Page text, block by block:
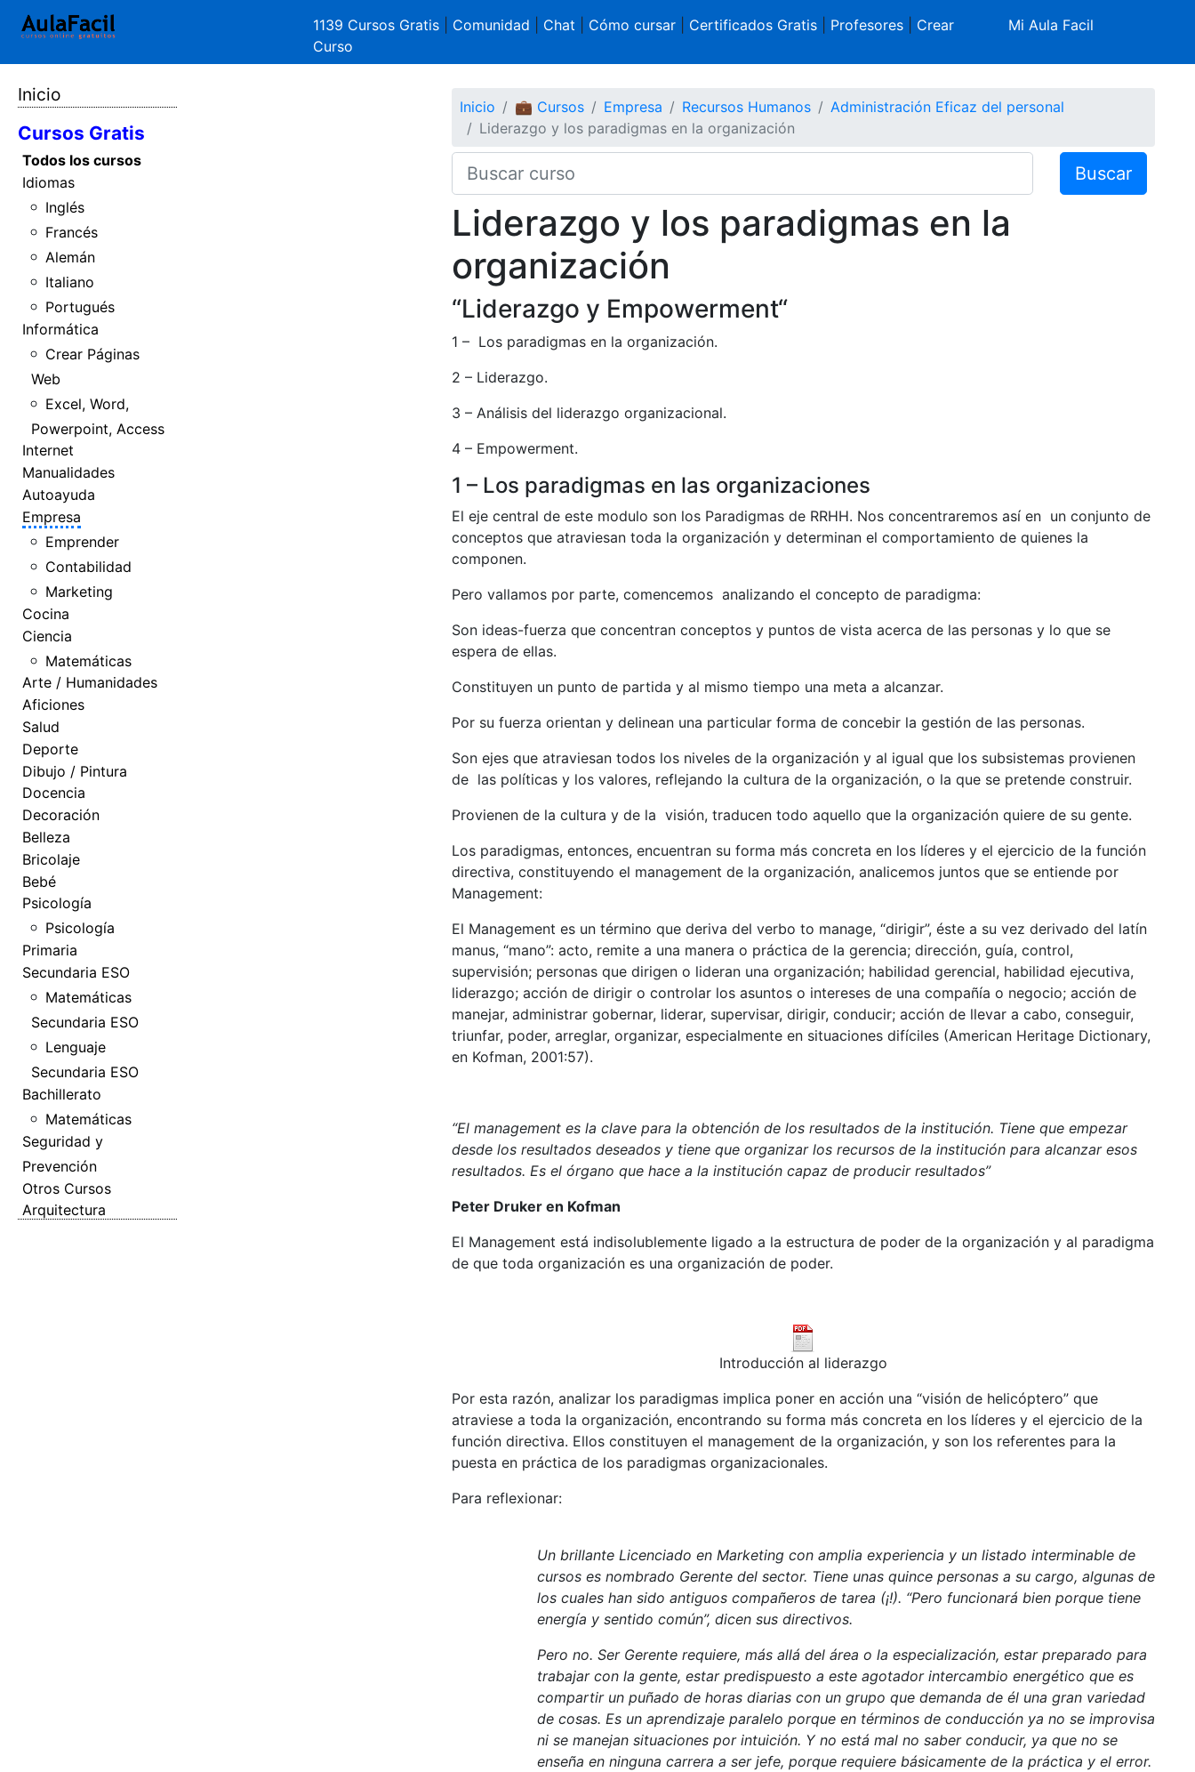
1139 Cursos Gratis Comunidad Chat Cómo cursar| Certificados Gratis| Profesores| Crear
Curso
Mi Aula Facil
Inicio
Cursos Gratis
Todos los cursos
Idiomas
Inglés
Francés
Alemán
Italiano
Portugués
Informática
Crear Páginas
Web
Excel, Word,
Powerpoint, Access
Internet
Manualidades
Autoayuda
Empresa
Emprender
Contabilidad
Marketing
Cocina
Ciencia
Matemáticas
Arte / Humanidades
Aficiones
Salud
Deporte
Dibujo / Pintura
Docencia
Decoración
Belleza
Bricolaje
Bebé
Psicología
Psicología
Primaria
Secundaria ESO
Matemáticas
Secundaria ESO
Lenguaje
Secundaria ESO
Bachillerato
Matemáticas
Seguridad y
Prevención
Otros Cursos
Arquitectura
Inicio 💼 Cursos Empresa Recursos Humanos
Administración Eficaz del personal
Liderazgo y los paradigmas en la organización
Buscar
Liderazgo y los paradigmas en la
organización
“Liderazgo y Empowerment“
1 – Los paradigmas en la organización.
2 – Liderazgo.
3 – Análisis del liderazgo organizacional.
4 – Empowerment.
1 – Los paradigmas en las organizaciones
El eje central de este modulo son los Paradigmas de RRHH. Nos concentraremos así en un conjunto de
conceptos que atraviesan toda la organización y determinan el comportamiento de quienes la
componen.
Pero vallamos por parte, comencemos analizando el concepto de paradigma:
Son ideas-fuerza que concentran conceptos y puntos de vista acerca de las personas y lo que se
espera de ellas.
Constituyen un punto de partida y al mismo tiempo una meta a alcanzar.
Por su fuerza orientan y delinean una particular forma de concebir la gestión de las personas.
Son ejes que atraviesan todos los niveles de la organización y al igual que los subsistemas provienen
de las políticas y los valores, reflejando la cultura de la organización, o la que se pretende construir.
Provienen de la cultura y de la visión, traducen todo aquello que la organización quiere de su gente.
Los paradigmas, entonces, encuentran su forma más concreta en los líderes y el ejercicio de la función
directiva, constituyendo el management de la organización, analicemos juntos que se entiende por
Management:
El Management es un término que deriva del verbo to manage, “dirigir”, éste a su vez derivado del latín
manus, “mano”: acto, remite a una manera o práctica de la gerencia; dirección, guía, control,
supervisión; personas que dirigen o lideran una organización; habilidad gerencial, habilidad ejecutiva,
liderazgo; acción de dirigir o controlar los asuntos o intereses de una compañía o negocio; acción de
manejar, administrar gobernar, liderar, supervisar, dirigir, conducir; acción de llevar a cabo, conseguir,
triunfar, poder, arreglar, organizar, especialmente en situaciones difíciles (American Heritage Dictionary,
en Kofman, 2001:57).
“El management es la clave para la obtención de los resultados de la institución. Tiene que empezar
desde los resultados deseados y tiene que organizar los recursos de la institución para alcanzar esos
resultados. Es el órgano que hace a la institución capaz de producir resultados”
Peter Druker en Kofman
El Management está indisolublemente ligado a la estructura de poder de la organización y al paradigma
de que toda organización es una organización de poder.
Introducción al liderazgo
Por esta razón, analizar los paradigmas implica poner en acción una “visión de helicóptero” que
atraviese a toda la organización, encontrando su forma más concreta en los líderes y el ejercicio de la
función directiva. Ellos constituyen el management de la organización, y son los referentes para la
puesta en práctica de los paradigmas organizacionales.
Para reflexionar:
Un brillante Licenciado en Marketing con amplia experiencia y un listado interminable de
cursos es nombrado Gerente del sector. Tiene unas quince personas a su cargo, algunas de
los cuales han sido antiguos compañeros de tarea (¡!). “Pero funcionará bien porque tiene
energía y sentido común”, dicen sus directivos.
Pero no. Ser Gerente requiere, más allá del área o la especialización, estar preparado para
trabajar con la gente, estar predispuesto a este agotador intercambio energético que es
compartir un puñado de horas diarias con un grupo que demanda de él una gran variedad
de cosas. Es un aprendizaje paralelo porque en términos de conducción ya no se improvisa
ni se manejan situaciones por intuición. Y no está mal no saber conducir, ya que no se
enseña en ninguna carrera a ser jefe, porque requiere básicamente de la práctica y el error.